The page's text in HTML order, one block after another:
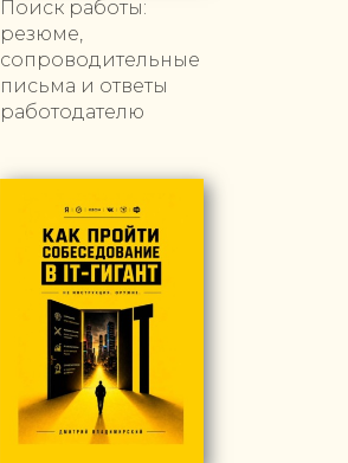
Поиск работы:
резюме,
сопроводительные
письма и ответы
работодателю